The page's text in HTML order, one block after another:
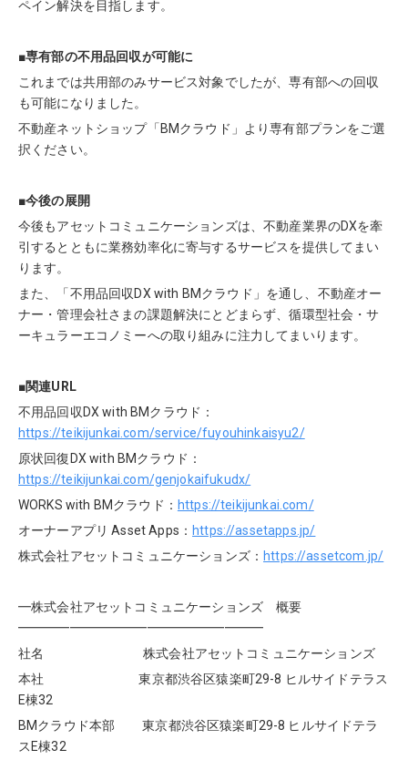
ペイン解決を目指します。
■専有部の不用品回収が可能に
これまでは共用部のみサービス対象でしたが、専有部への回収
も可能になりました。
不動産ネットショップ「BMクラウド」より専有部プランをご選
択ください。
■今後の展開
今後もアセットコミュニケーションズは、不動産業界のDXを牽
引するとともに業務効率化に寄与するサービスを提供してまい
ります。
また、「不用品回収DX with BMクラウド 」を通し、 不動産オー
ナー・管理会社さまの課題解決にとどまらず、循環型社会・サ
ーキュラーエコノミーへの取り組みに注力してまいります。
■関連URL
不用品回収DX with BMクラウド：
https://teikijunkai.com/service/fuyouhinkaisyu2/
原状回復DX with BMクラウド：
https://teikijunkai.com/genjokaifukudx/
WORKS with BMクラウド： https://teikijunkai.com/
オーナーアプリ Asset Apps： https://assetapps.jp/
株式会社アセットコミュニケーションズ： https://assetcom.jp/
━株式会社アセットコミュニケーションズ 概要
━━━━━━━━━━━━━━━━━━━
社名
株式会社アセットコミュニケーションズ
本社 東京都渋谷区猿楽町29-8 ヒルサイドテラス
E棟32
BMクラウド本部東京都渋谷区猿楽町29-8 ヒルサイドテラ
スE棟32